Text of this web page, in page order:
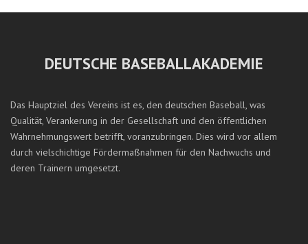
DEUTSCHE BASEBALLAKADEMIE
Das Hauptziel des Vereins ist es, den deutschen Baseball, was
Qualität, Verankerung in der Gesellschaft und den öffentlichen
Wahrnehmungswert betrifft, voranzubringen. Dies wird vor allem
durch vielschichtige Fördermaßnahmen für den Nachwuchs und
deren Trainern umgesetzt.